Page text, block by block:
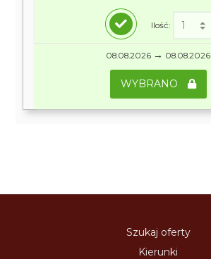
Ilość:
08.08.2026 → 08.08.2026
WYBRANO
Szukaj oferty
Kierunki